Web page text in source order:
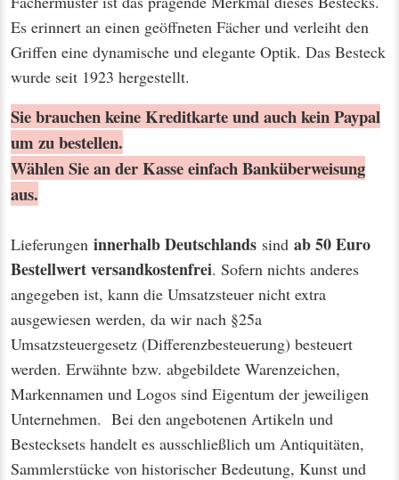
Es erinnert an einen geöffneten Fächer und verleiht den
Griffen eine dynamische und elegante Optik. Das Besteck
wurde seit 1923 hergestellt.
Sie brauchen keine Kreditkarte und auch kein Paypal
um zu bestellen.
Wählen Sie an der Kasse einfach Banküberweisung
aus.
Lieferungen innerhalb Deutschlands sind ab 50 Euro
Bestellwertversandkostenfrei. Sofern nichts anderes
angegeben ist, kann die Umsatzsteuer nicht extra
ausgewiesen werden, da wir nach §25a
Umsatzsteuergesetz (Differenzbesteuerung) besteuert
werden. Erwähnte bzw. abgebildete Warenzeichen,
Markennamen und Logos sind Eigentum der jeweiligen
Unternehmen. Bei den angebotenen Artikeln und
Bestecksets handelt es ausschließlich um Antiquitäten,
Sammlerstücke von historischer Bedeutung, Kunst und